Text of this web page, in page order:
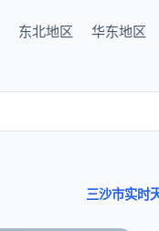
东北地区 华东地区
三沙市实时